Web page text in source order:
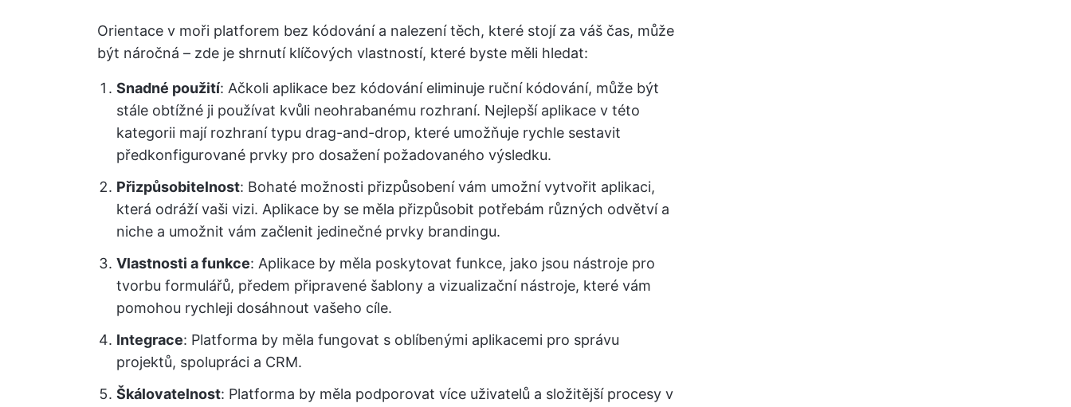
Orientace v moři platforem bez kódování a nalezení těch, které stojí za váš čas, může
být náročná – zde je shrnutí klíčových vlastností, které byste měli hledat:
Snadné použití: Ačkoli aplikace bez kódování eliminuje ruční kódování, může být
stále obtížné ji používat kvůli neohrabanému rozhraní. Nejlepší aplikace v této
kategorii mají rozhraní typu drag-and-drop, které umožňuje rychle sestavit
předkonfigurované prvky pro dosažení požadovaného výsledku.
Přizpůsobitelnost: Bohaté možnosti přizpůsobení vám umožní vytvořit aplikaci,
která odráží vaši vizi. Aplikace by se měla přizpůsobit potřebám různých odvětví a
niche a umožnit vám začlenit jedinečné prvky brandingu.
Vlastnosti a funkce: Aplikace by měla poskytovat funkce, jako jsou nástroje pro
tvorbu formulářů, předem připravené šablony a vizualizační nástroje, které vám
pomohou rychleji dosáhnout vašeho cíle.
Integrace: Platforma by měla fungovat s oblíbenými aplikacemi pro správu
projektů, spolupráci a CRM.
Škálovatelnost: Platforma by měla podporovat více uživatelů a složitější procesy v